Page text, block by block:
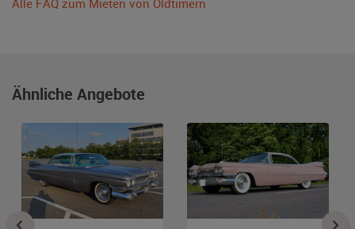
Alle FAQ zum Mieten von Oldtimern
Ähnliche Angebote